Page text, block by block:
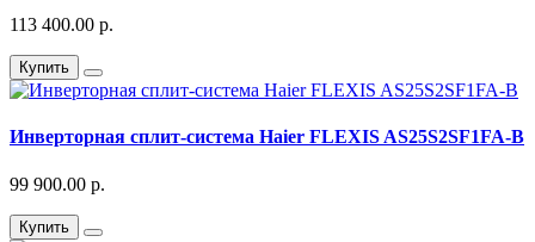
113 400.00 р.
Купить
Инверторная сплит-система Haier FLEXIS AS25S2SF1FA-B
99 900.00 р.
Купить